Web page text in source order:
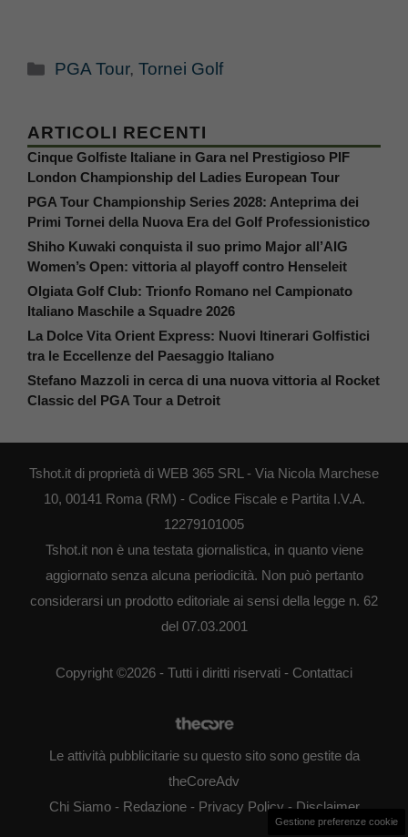
Categorie
PGA Tour,Tornei Golf
ARTICOLI RECENTI
Cinque Golfiste Italiane in Gara nel Prestigioso PIF
London Championship del Ladies European Tour
PGA Tour Championship Series 2028: Anteprima dei
Primi Tornei della Nuova Era del Golf Professionistico
Shiho Kuwaki conquista il suo primo Major all’AIG
Women’s Open: vittoria al playoff contro Henseleit
Olgiata Golf Club: Trionfo Romano nel Campionato
Italiano Maschile a Squadre 2026
La Dolce Vita Orient Express: Nuovi Itinerari Golfistici
tra le Eccellenze del Paesaggio Italiano
Stefano Mazzoli in cerca di una nuova vittoria al Rocket
Classic del PGA Tour a Detroit
Tshot.it di proprietà di WEB 365 SRL - Via Nicola Marchese
10, 00141 Roma (RM) - Codice Fiscale e Partita I.V.A.
12279101005
Tshot.it non è una testata giornalistica, in quanto viene
aggiornato senza alcuna periodicità. Non può pertanto
considerarsi un prodotto editoriale ai sensi della legge n. 62
del 07.03.2001
Copyright ©2026 - Tutti i diritti riservati - Contattaci
Le attività pubblicitarie su questo sito sono gestite da
theCoreAdv
Chi Siamo- Redazione- Privacy Policy- Disclaimer
Gestione preferenze cookie